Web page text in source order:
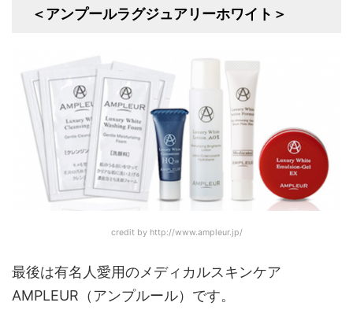
＜アンプールラグジュアリーホワイト＞
credit by http://www.ampleur.jp/
最後は有名人愛用のメディカルスキンケア
AMPLEUR（アンプルール）です。